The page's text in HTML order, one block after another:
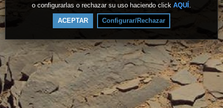
o configurarlas o rechazar su uso haciendo click AQUÍ .
ACEPTAR Configurar/Rechazar